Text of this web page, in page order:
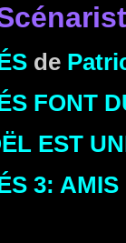
de
FONT
EST
3: